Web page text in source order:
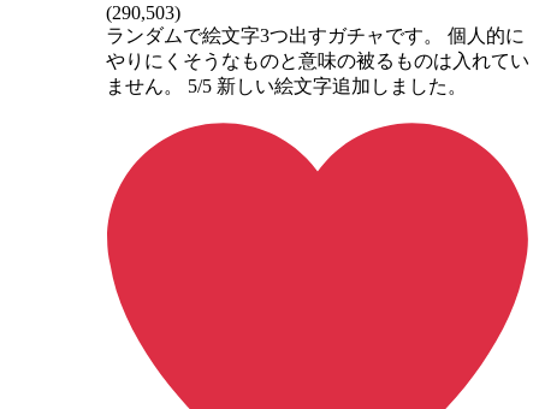
(290,503)
ランダムで絵文字3つ出すガチャです。 個人的に
やりにくそうなものと意味の被るものは入れてい
ません。 5/5 新しい絵文字追加しました。